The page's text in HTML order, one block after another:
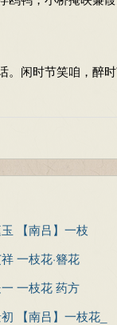
。闲时节笑咱，醉
【南吕】一枝
一枝花·簪花
一枝花 药方
【南吕】一枝花_